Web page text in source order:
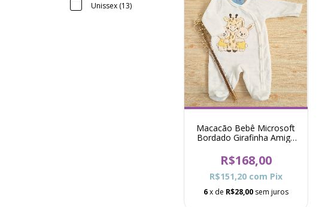
Unissex (13)
Macacão Bebê Microsoft
Bordado Girafinha Amiga
R$168,00
R$151,20 com Pix
6x de R$28,00 sem juros